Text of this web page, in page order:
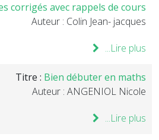
corrigés avec rappels de cours
Auteur : Colin Jean- jacques
Lire plus...
Titre : Bien débuter en maths
Auteur : ANGENIOL Nicole
Lire plus...